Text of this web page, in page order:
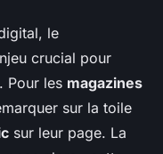
du
le
magazine
le
crucial pour
Pour les magazines
sur la toile
sur leur page. La